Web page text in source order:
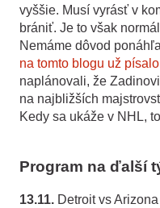
vyššie. Musí vyrásť v
brániť. Je to však
Nemáme dôvod
na tomto blogu už písalo
naplánovali, že
na najbližších
Kedy sa ukáže v NHL,
Program na ďalší
13.11. Detroit vs Arizona